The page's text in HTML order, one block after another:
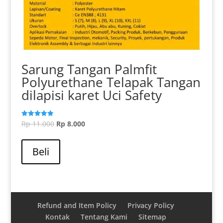
Sarung Tangan Palmfit
Polyurethane Telapak Tangan
dilapisi karet Uci Safety
Dinilai
5.00
Rp11.000 Harga
Rp8.000Harga
Beli
Refund and Item Policy
Privacy Policy
Kontak
Tentang Kami Sitemap